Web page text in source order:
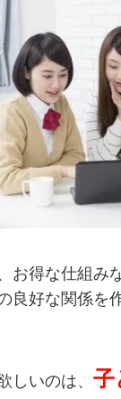
お得な仕組み
良好な関係を
しいのは、 子